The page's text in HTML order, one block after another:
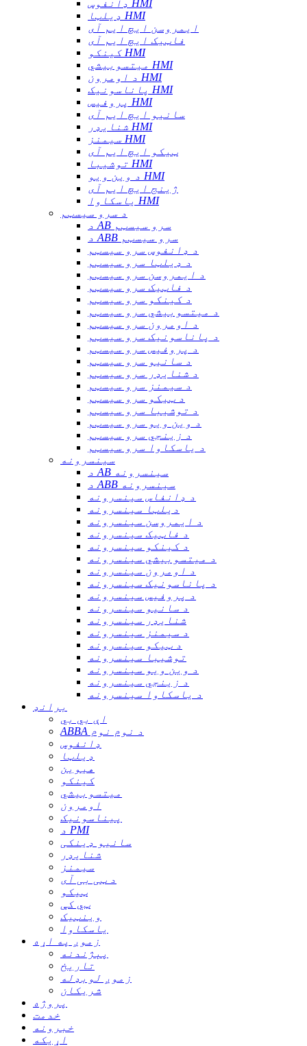
ډانفوس HMI
ډیلټا HMI
ایمروسن ایچ ایم آی
فاټیک ایچ ایم آی
کینکو HMI
میتسوبیشي HMI
د اومرون HMI
پاناسونیک HMI
پروفیس HMI
سانیو ایچ ایم آی
شنایډر HMI
سیمنز HMI
ټیکو ایچ ایم آی
توشیبا HMI
د وین ویو HMI
ژینج ایچ ایم آی
یاسکاوا HMI
د سرو سیسټم
د AB سرو سیسټم
د ABB سرو سیسټم
د ډانفوس سرو سیسټم
د ډیلټا سرو سیسټم
د ایمروسن سرو سیسټم
د فاټیک سرو سیسټم
د کینکو سرو سیسټم
د میتسوبیشي سرو سیسټم
د اومرون سرو سیسټم
د پاناسونیک سرو سیسټم
د پروفیس سرو سیسټم
د سانیو سرو سیسټم
د شنایډر سرو سیسټم
د سیمنز سرو سیسټم
د ټیکو سرو سیسټم
د توشیبا سرو سیسټم
د وین ویو سرو سیسټم
د زینجي سرو سیسټم
د یاسکاوا سرو سیسټم
سینسرونه
د AB سینسرونه
د ABB سینسرونه
د ډانفاس سینسرونه
دیلټا سینسرونه
د ایمروسن سینسرونه
د فاټیک سینسرونه
د کینکو سینسرونه
د میتسوبیشي سینسرونه
د اومرون سینسرونه
د پاناسونیک سینسرونه
د پروفیس سینسرونه
د سانیو سینسرونه
شنایډر سینسرونه
د سیمنز سینسرونه
د ټیکو سینسرونه
توشیبا سینسرونه
د وین ویو سینسرونه
د زینجي سینسرونه
د یاسکاوا سینسرونه
برانډ
اې بي بي
ABBA د نوم نوم
ډانفوس
ډیلټا
هیوین
کینکو
میتسوبیشي
اومرون
پیناسونیک
د PMI
سانیو ډینکی
شنایډر
سیمنز
د ټی بی آی
ټیکو
ټي کې
وینټیک
یاسکاوا
زموږ په اړه
پېژندنه
تاریخ
زموږ لوبډله
شریکان
پروژه
خدمت
خبرونه
اړیکه